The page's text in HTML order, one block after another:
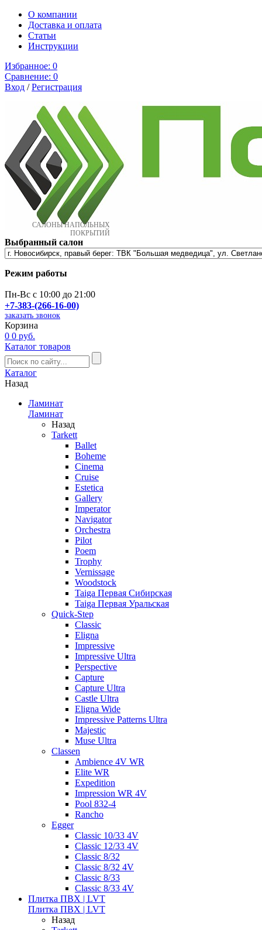
О компании
Доставка и оплата
Cтатьи
Инструкции
Избранное: 0
Сравнение: 0
Вход /Регистрация
САЛОНЫ НАПОЛЬНЫХ
ПОКРЫТИЙ
Выбранный салон
Режим работы
Пн-Вс с 10:00 до 21:00
+7-383-(266-16-00)
заказать звонок
Корзина
0 0 руб.
Каталог товаров
Каталог
Назад
Ламинат
Ламинат
Назад
Tarkett
Ballet
Boheme
Cinema
Cruise
Estetica
Gallery
Imperator
Navigator
Orchestra
Pilot
Poem
Trophy
Vernissage
Woodstock
Taiga Первая Сибирская
Taiga Первая Уральская
Quick-Step
Classic
Eligna
Impressive
Impressive Ultra
Perspective
Capture
Capture Ultra
Castle Ultra
Eligna Wide
Impressive Patterns Ultra
Majestic
Muse Ultra
Classen
Ambience 4V WR
Elite WR
Expedition
Impression WR 4V
Pool 832-4
Rancho
Egger
Classic 10/33 4V
Classic 12/33 4V
Classic 8/32
Classic 8/32 4V
Classic 8/33
Classic 8/33 4V
Плитка ПВХ | LVT
Плитка ПВХ | LVT
Назад